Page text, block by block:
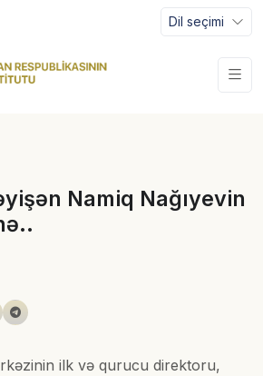
Dil seçimi
Namiq Nağıyevin
ilk və qurucu direktoru,